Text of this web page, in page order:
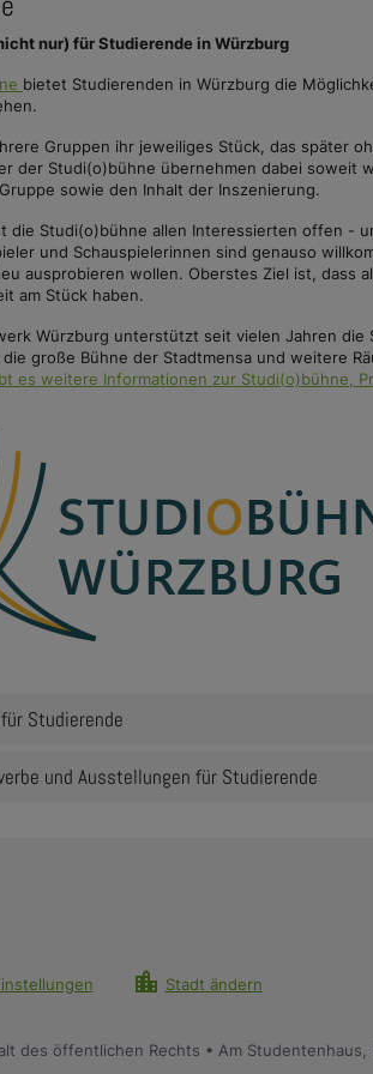
nur) für Studierende in Würzburg
bietet Studierenden in Würzburg die
Gruppen ihr jeweiliges Stück, das später
der Studi(o)bühne übernehmen dabei soweit
sowie den Inhalt der Inszenierung.
die Studi(o)bühne allen Interessierten offen -
und Schauspielerinnen sind genauso
ausprobieren wollen. Oberstes Ziel ist, dass
am Stück haben.
Würzburg unterstützt seit vielen Jahren
große Bühne der Stadtmensa und weitere
es weitere Informationen zur Studi(o)bühne,
Studierende
und Ausstellungen für Studierende
location_city Stadt ändern
des öffentlichen Rechts • Am Studentenhaus,